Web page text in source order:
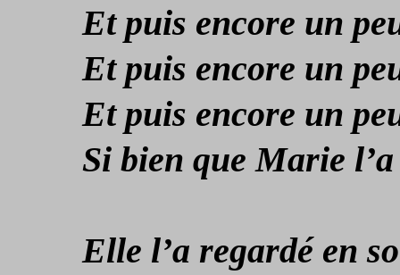
Et puis encore un
Et puis encore un
Et puis encore un
Si bien que Marie
Elle l’a regardé en